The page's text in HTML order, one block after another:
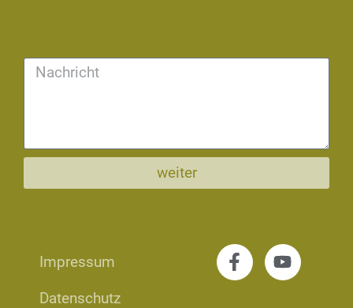
weiter
Impressum
Datenschutz